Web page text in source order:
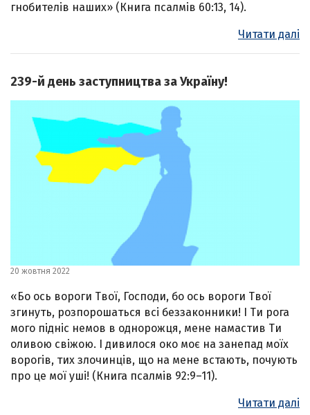
гнобителів наших» (Книга псалмів 60:13, 14).
Читати далі
239-й день заступництва за Україну!
20 жовтня 2022
«Бо ось вороги Твої, Господи, бо ось вороги Твої
згинуть, розпорошаться всі беззаконники! І Ти рога
мого підніс немов в однорожця, мене намастив Ти
оливою свіжою. І дивилося око моє на занепад моїх
ворогів, тих злочинців, що на мене встають, почують
про це мої уші! (Книга псалмів 92:9–11).
Читати далі